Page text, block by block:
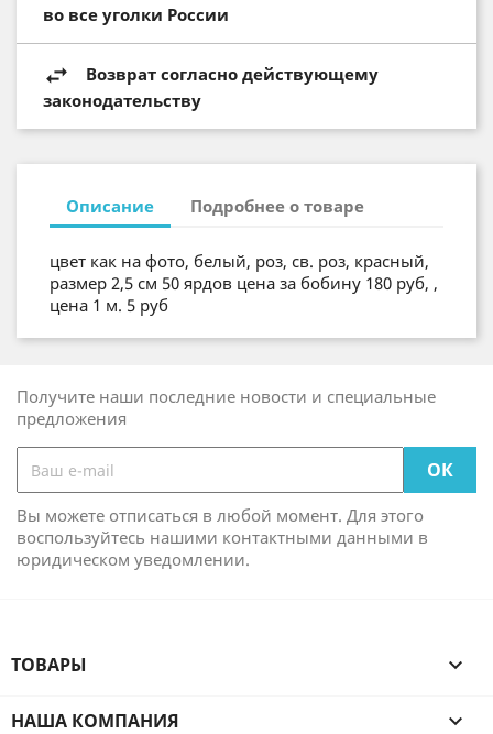
во все уголки России
Возврат согласно действующему
законодательству
Описание Подробнее о товаре
цвет как на фото, белый, роз, св. роз, красный,
размер 2,5 см 50 ярдов цена за бобину 180 руб, ,
цена 1 м. 5 руб
Получите наши последние новости и специальные
предложения
Вы можете отписаться в любой момент. Для этого
воспользуйтесь нашими контактными данными в
юридическом уведомлении.
ТОВАРЫ 
НАША КОМПАНИЯ 